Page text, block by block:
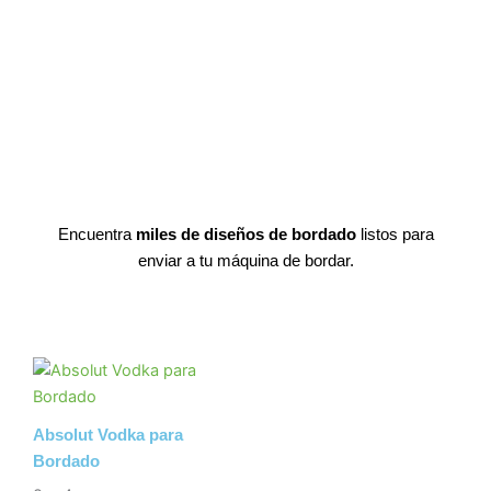
Encuentra miles de diseños de bordado listos para
enviar a tu máquina de bordar.
Absolut Vodka para
Bordado